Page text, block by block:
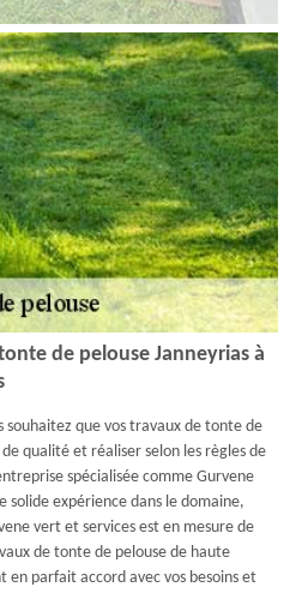
de pelouse Janneyrias à
souhaitez que vos travaux de tonte de
qualité et réaliser selon les règles de
spécialisée comme Gurvene
solide expérience dans le domaine,
vert et services est en mesure de
de tonte de pelouse de haute
en parfait accord avec vos besoins et